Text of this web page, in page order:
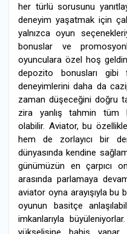
her türlü sorusunu
deneyim yaşatmak için
yalnızca oyun
bonuslar ve
oyunculara özel hoş
depozito bonusları gibi
deneyimlerini daha da
zaman düşeceğini doğru
zira yanlış tahmin tüm
olabilir. Aviator, bu
hem de zorlayıcı bir
dünyasında kendine
günümüzün en çarpıcı
arasında parlamaya
aviator oyna arayışıyla
oyunun basitçe
imkanlarıyla